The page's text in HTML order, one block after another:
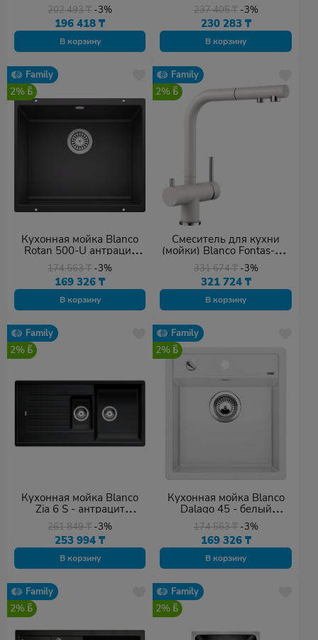
202 493₸ -3%
196 418₸
В корзину
237 405₸ -3%
230 283 ₸
В корзину
Family
2%
Кухонная мойка Blanco
Rotan 500-U антрацит
(523075)
174 563₸ -3%
169 326₸
В корзину
Family
2%
Смеситель для кухни
(мойки) Blanco Fontas-S II
525204 White,
однозахватный
331 674₸ -3%
321 724 ₸
В корзину
Family
2%
Кухонная мойка Blanco
Zia 6 S - антрацит
(514748)
261 849₸ -3%
253 994₸
В корзину
Family
2%
Кухонная мойка Blanco
Dalago 45 - белый
(517160)
174 563₸ -3%
169 326 ₸
В корзину
Family
2%
Family
2%